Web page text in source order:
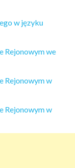
w języku
Rejonowym we
Rejonowym w
Rejonowym w